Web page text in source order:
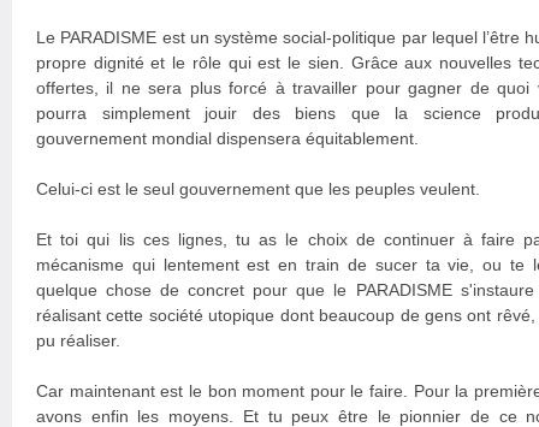
Le PARADISME est un système social-politique par lequel l’être
propre dignité et le rôle qui est le sien. Grâce aux nouvelles
offertes, il ne sera plus forcé à travailler pour gagner de quoi
pourra simplement jouir des biens que la science
gouvernement mondial dispensera équitablement.
Celui-ci est le seul gouvernement que les peuples veulent.
Et toi qui lis ces lignes, tu as le choix de continuer à faire
mécanisme qui lentement est en train de sucer ta vie, ou te
quelque chose de concret pour que le PARADISME
réalisant cette société utopique dont beaucoup de gens ont
pu réaliser.
Car maintenant est le bon moment pour le faire. Pour la
avons enfin les moyens. Et tu peux être le pionnier de ce